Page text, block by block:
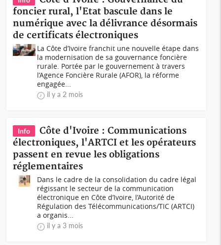
foncier rural, l'Etat bascule dans le
numérique avec la délivrance désormais
de certificats électroniques
La Côte d’Ivoire franchit une nouvelle étape dans
la modernisation de sa gouvernance foncière
rurale. Portée par le gouvernement à travers
l’Agence Foncière Rurale (AFOR), la réforme
engagée...
il y a 2 mois
Info
Côte d'Ivoire : Communications
électroniques, l'ARTCI et les opérateurs
passent en revue les obligations
réglementaires
Dans le cadre de la consolidation du cadre légal
régissant le secteur de la communication
électronique en Côte d’Ivoire, l’Autorité de
Régulation des Télécommunications/TIC (ARTCI)
a organis...
il y a 3 mois